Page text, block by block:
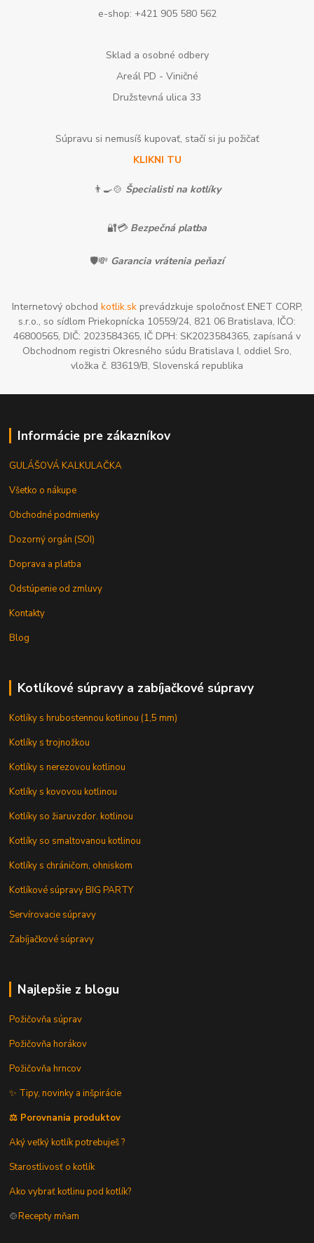
e-shop: +421 905 580 562
Sklad a osobné odbery
Areál PD - Viničné
Družstevná ulica 33
Súpravu si nemusíš kupovať, stačí si ju požičať
KLIKNI TU
👨‍🍳🍲 Špecialisti na kotlíky
🔐💳 Bezpečná platba
🛡️💸 Garancia vrátenia peňazí
Internetový obchod kotlik.skprevádzkuje spoločnosť ENET CORP,
s.r.o., so sídlom Priekopnícka 10559/24, 821 06 Bratislava, IČO:
46800565, DIČ: 2023584365, IČ DPH: SK2023584365, zapísaná v
Obchodnom registri Okresného súdu Bratislava I, oddiel Sro,
vložka č. 83619/B, Slovenská republika
Informácie pre zákazníkov
GULÁŠOVÁ KALKULAČKA
Všetko o nákupe
Obchodné podmienky
Dozorný orgán (SOI)
Doprava a platba
Odstúpenie od zmluvy
Kontakty
Blog
Kotlíkové súpravy a zabíjačkové súpravy
Kotlíky s hrubostennou kotlinou (1,5 mm)
Kotlíky s trojnožkou
Kotlíky s nerezovou kotlinou
Kotlíky s kovovou kotlinou
Kotlíky so žiaruvzdor. kotlinou
Kotlíky so smaltovanou kotlinou
Kotlíky s chráničom, ohniskom
Kotlíkové súpravy BIG PARTY
Servírovacie súpravy
Zabíjačkové súpravy
Najlepšie z blogu
Požičovňa súprav
Požičovňa horákov
Požičovňa hrncov
✨ Tipy, novinky a inšpirácie
⚖️ Porovnania produktov
Aký veľký kotlík potrebuješ ?
Starostlivosť o kotlík
Ako vybrať kotlinu pod kotlík?
🍲Recepty mňam